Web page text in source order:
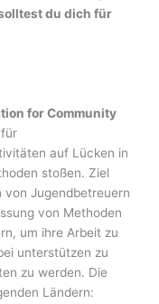
du dich für
for Community
auf Lücken in
stoßen. Ziel
von Jugendbetreuern
von Methoden
um ihre Arbeit zu
unterstützen zu
zu werden. Die
Ländern: